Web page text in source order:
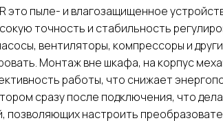
это пыле- и влагозащищенное
точность и стабильность
вентиляторы, компрессоры и
Монтаж вне шкафа, на корпус
работы, что снижает
сразу после подключения, что
настроить